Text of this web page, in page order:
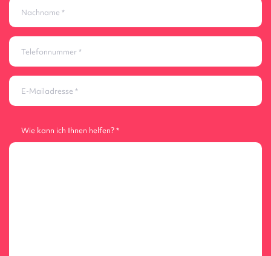
Nachname
Telefonnummer
E-Mailadresse
Wie kann ich Ihnen helfen?